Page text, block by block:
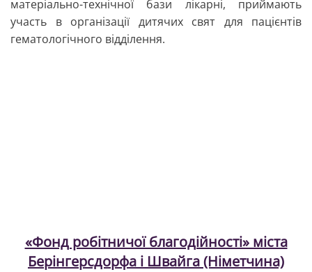
матеріально-технічної бази лікарні, приймають
участь в організації дитячих свят для пацієнтів
гематологічного відділення.
«Фонд робітничої благодійності» міста
Берінгерсдорфа і Швайга (Німетчина)